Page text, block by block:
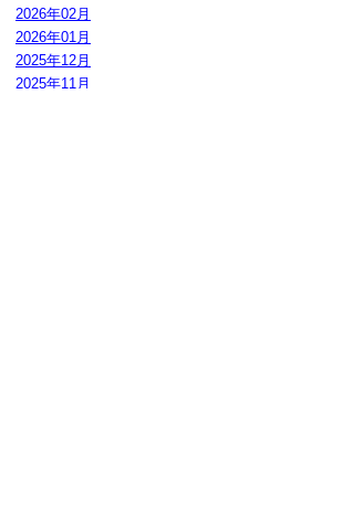
2026年02月
2026年01月
2025年12月
2025年11月